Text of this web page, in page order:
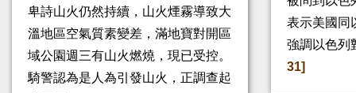
卑詩山火仍然持續，山火煙霧導致大
溫地區空氣質素變差，滿地寶對開區
域公園週三有山火燃燒，現已受控。
騎警認為是人為引發山火，正調查起
表示美國同
強調以色列
31]